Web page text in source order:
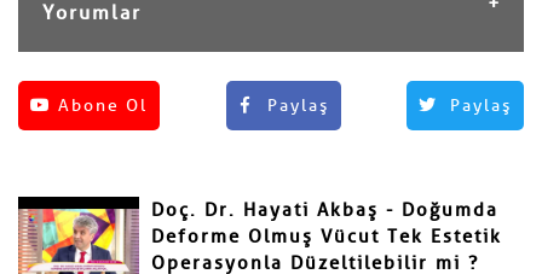
Abone Ol Paylaş Paylaş
Yorumlar
Henüz yorum yapılmamış.
Adınız ve Soyadınız
Mail
Doç. Dr. Hayati Akbaş - Doğumda
Deforme Olmuş Vücut Tek Estetik
Operasyonla Düzeltilebilir mi ?